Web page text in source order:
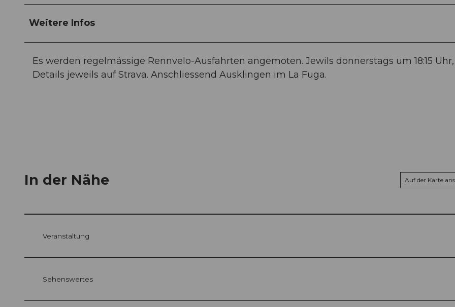
Weitere Infos
Es werden regelmässige Rennvelo-Ausfahrten angemoten. Jewils donnerstags um 18:15 Uhr,
Details jeweils auf Strava. Anschliessend Ausklingen im La Fuga.
In der Nähe Auf der Karte
Veranstaltung
Sehenswertes